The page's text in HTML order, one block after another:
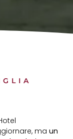
maun